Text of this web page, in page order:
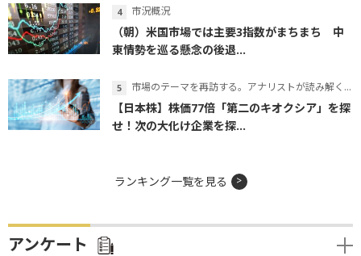
市況概況
（朝）米国市場では主要3指数がまちまち 中
東情勢を巡る懸念の後退...
市場のテーマを再訪する。アナリストが読み解くテーマの本質
【日本株】株価77倍「第二のキオクシア」を探
せ！次の大化け企業を探...
ランキング一覧を見る
アンケート